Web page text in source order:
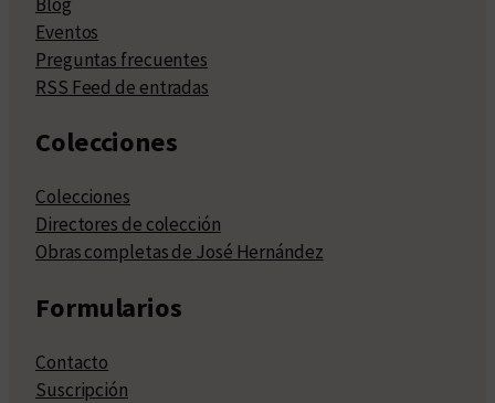
Eventos
Preguntas frecuentes
RSS Feed de entradas
Colecciones
Colecciones
Directores de colección
Obras completas de José Hernández
Formularios
Contacto
Suscripción